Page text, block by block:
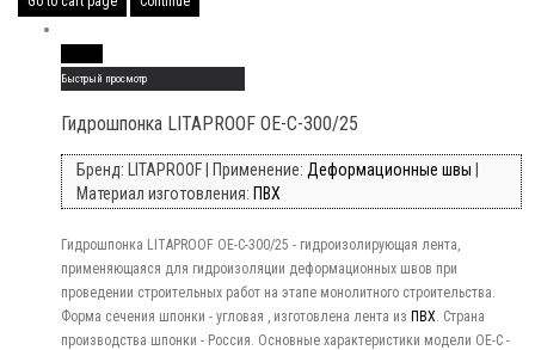
Быстрый просмотр
Гидрошпонка LITAPROOF OE-C-300/25
Бренд: LITAPROOF | Применение: Деформационные швы
Материал изготовления: ПВХ
Гидрошпонка LITAPROOF OE-C-300/25 - гидроизолирующая лента,
применяющаяся для гидроизоляции деформационных швов при
проведении строительных работ на этапе монолитного строительства.
Форма сечения шпонки - угловая , изготовлена лента из ПВХ . Страна
производства шпонки - Россия. Основные характеристики модели OE-C -